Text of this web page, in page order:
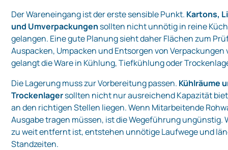
Der Wareneingang ist der erste sensible Punkt. Kartons,
und Umverpackungen sollten nicht unnötig in reine
gelangen. Eine gute Planung sieht daher Flächen zum
Auspacken, Umpacken und Entsorgen von Verpackungen
gelangt die Ware in Kühlung, Tiefkühlung oder
Die Lagerung muss zur Vorbereitung passen. Kühlräume
Trockenlagersollten nicht nur ausreichend Kapazität
an den richtigen Stellen liegen. Wenn Mitarbeitende
Ausgabe tragen müssen, ist die Wegeführung ungünstig.
zu weit entfernt ist, entstehen unnötige Laufwege und
Standzeiten.